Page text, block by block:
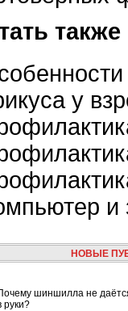
также
у
и
НОВЫЕ
шиншилла не
руки?